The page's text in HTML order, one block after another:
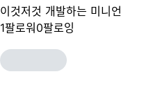
이것저것 개발하는 미니언
1팔로워 0팔로잉